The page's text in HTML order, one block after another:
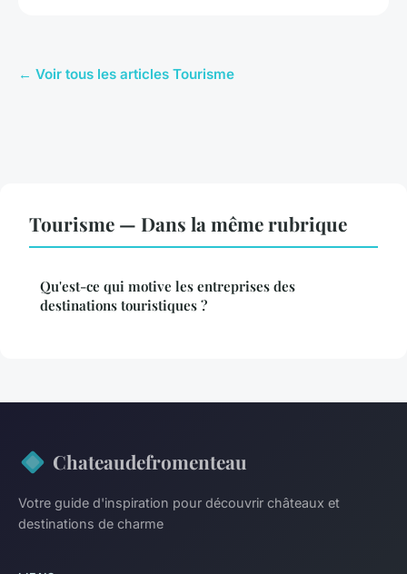
← Voir tous les articles Tourisme
Tourisme — Dans la même rubrique
Qu'est-ce qui motive les entreprises des
destinations touristiques ?
Chateaudefromenteau
Votre guide d'inspiration pour découvrir châteaux et
destinations de charme